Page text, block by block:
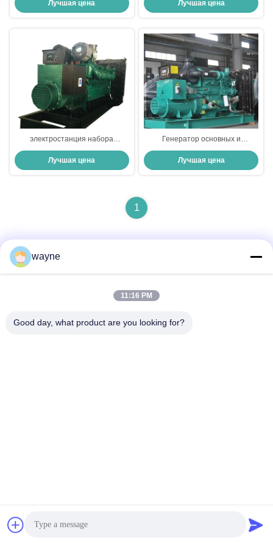
Volvo дизельный 380V EPA
Лучшая цена
Containerized электростанция
Лучшая цена
электростанция набора
генератора 1MW 1200kva
Cummins дизельная
промышленная резервная
Лучшая цена
Генератор основных и
резервных генератора KTA38-
G2B Cummings марафона
резервный
Лучшая цена
1
Но. 1, дорога Xinglong 2-ая, индустриальная зона
2022-2026 Guangdong Sunkings Electric Co., Ltd Все. Все
wayne
11:16 PM
Good day, what product are you looking for?